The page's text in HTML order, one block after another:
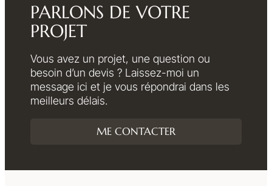
PARLONS DE VOTRE
PROJET
Vous avez un projet, une question ou
besoin d’un devis ? Laissez-moi un
message ici et je vous répondrai dans les
meilleurs délais.
ME CONTACTER